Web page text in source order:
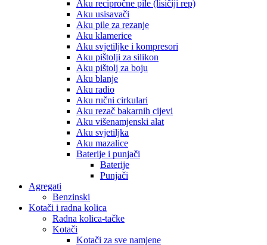
Aku recipročne pile (lisičiji rep)
Aku usisavači
Aku pile za rezanje
Aku klamerice
Aku svjetiljke i kompresori
Aku pištolji za silikon
Aku pištolj za boju
Aku blanje
Aku radio
Aku ručni cirkulari
Aku rezač bakarnih cijevi
Aku višenamjenski alat
Aku svjetiljka
Aku mazalice
Baterije i punjači
Baterije
Punjači
Agregati
Benzinski
Kotači i radna kolica
Radna kolica-tačke
Kotači
Kotači za sve namjene